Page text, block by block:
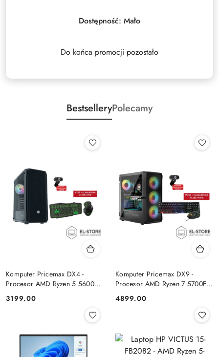
30
dniDostępność: Mało
Do końca promocji pozostało
BestselleryPolecamy
Komputer Pricemax DX4 -
Procesor AMD Ryzen 5 5600G
512GB Win 11 PRO
Cena:
3199.00
Komputer Pricemax DX9 -
Procesor AMD Ryzen 7 5700F |
GeForce RTX 5050 8GB | Win
Cena:
4899.00